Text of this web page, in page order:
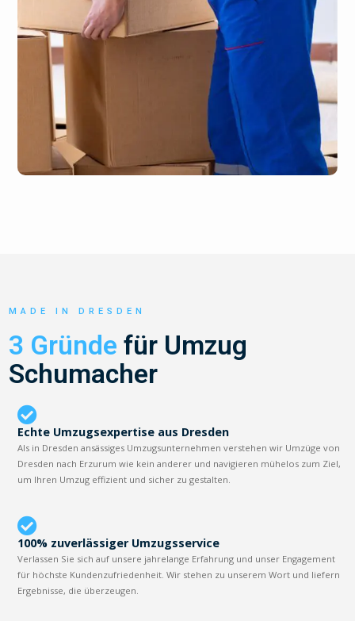
MADE IN DRESDEN
3 Gründe für Umzug
Schumacher
Echte Umzugsexpertise aus Dresden
Als in Dresden ansässiges Umzugsunternehmen verstehen wir Umzüge von
Dresden nach Erzurum wie kein anderer und navigieren mühelos zum Ziel,
um Ihren Umzug effizient und sicher zu gestalten.
100% zuverlässiger Umzugsservice
Verlassen Sie sich auf unsere jahrelange Erfahrung und unser Engagement
für höchste Kundenzufriedenheit. Wir stehen zu unserem Wort und liefern
Ergebnisse, die überzeugen.